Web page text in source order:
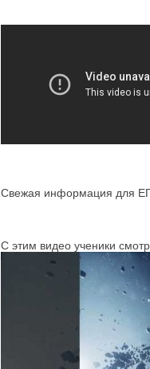
Свежая информация для
С этим видео ученики